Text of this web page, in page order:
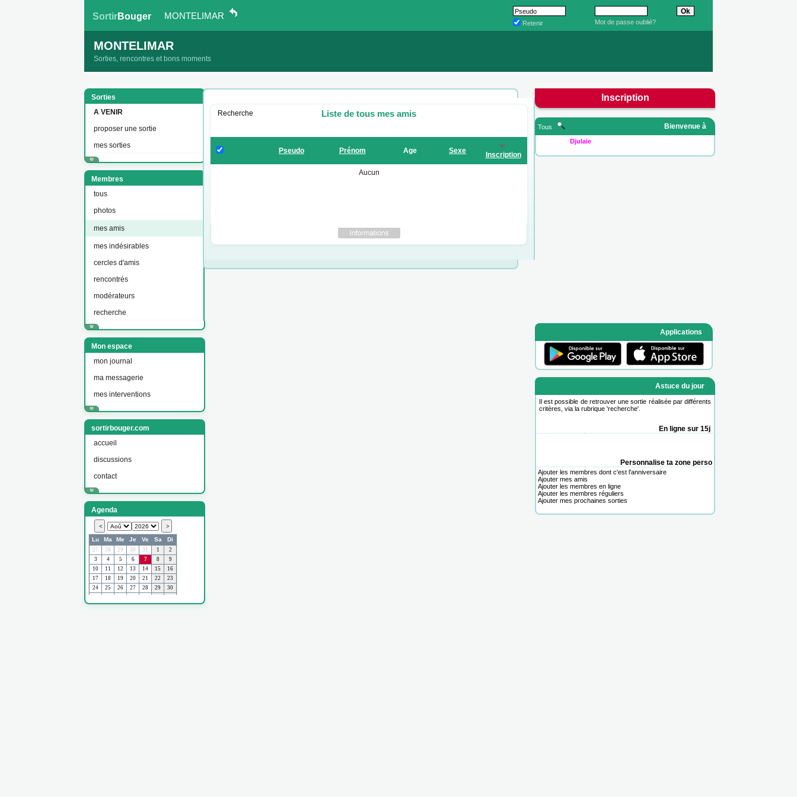
SortirBouger MONTELIMAR
Retenir Mot de passe oublié?
MONTELIMAR
Sorties, rencontres et bons moments
Sorties
A VENIR
proposer une sortie
mes sorties
Membres
tous
photos
mes amis
mes indésirables
cercles d'amis
rencontrés
modérateurs
recherche
Mon espace
mon journal
ma messagerie
mes interventions
sortirbouger.com
accueil
discussions
contact
Agenda
Recherche Liste de tous mes amis
Pseudo Prénom Age Sexe Inscription
Aucun
Inscription
Tous Bienvenue à
Djulaie
Applications
Astuce du jour
Il est possible de retrouver une sortie réalisée par différents
critères, via la rubrique 'recherche'.
En ligne sur 15j
Personnalise ta zone perso
Ajouter les membres dont c'est l'anniversaire
Ajouter mes amis
Ajouter les membres en ligne
Ajouter les membres réguliers
Ajouter mes prochaines sorties